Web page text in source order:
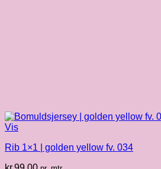
Vis
Rib 1×1 | golden yellow fv. 034